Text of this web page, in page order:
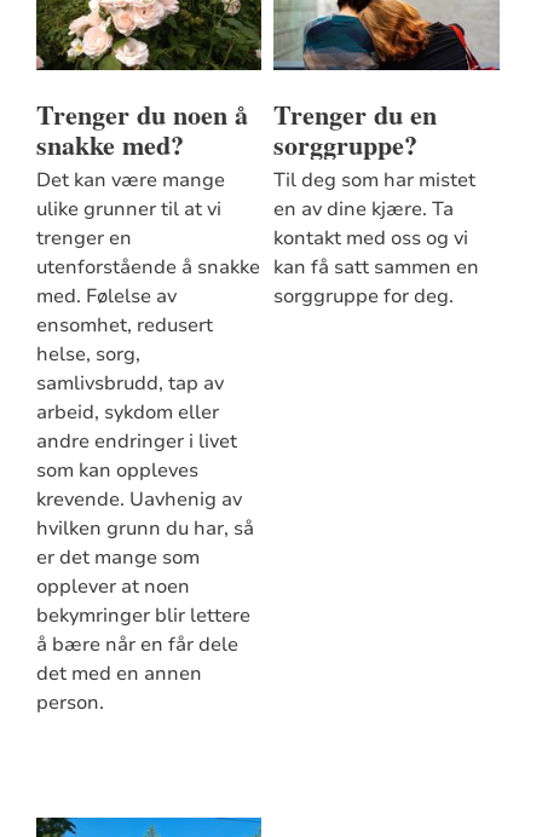
Trenger du noen å
snakke med?
Det kan være mange
ulike grunner til at vi
trenger en
utenforstående å snakke
med. Følelse av
ensomhet, redusert
helse, sorg,
samlivsbrudd, tap av
arbeid, sykdom eller
andre endringer i livet
som kan oppleves
krevende. Uavhenig av
hvilken grunn du har, så
er det mange som
opplever at noen
bekymringer blir lettere
å bære når en får dele
det med en annen
person.
Trenger du en
sorggruppe?
Til deg som har mistet
en av dine kjære. Ta
kontakt med oss og vi
kan få satt sammen en
sorggruppe for deg.